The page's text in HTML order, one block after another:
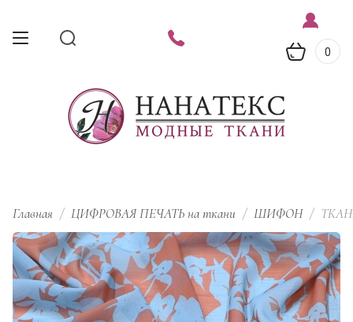
0
Главная / ЦИФРОВАЯ ПЕЧАТЬ на ткани / ШИФОН /